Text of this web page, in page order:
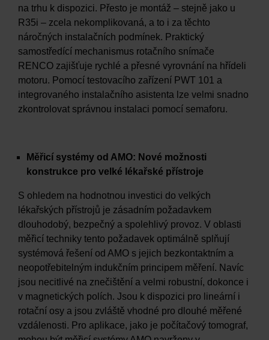
na trhu k dispozici. Přesto je montáž – stejně jako u
R35i – zcela nekomplikovaná, a to i za těchto
náročných instalačních podmínek. Praktický
samostředící mechanismus rotačního snímače
RENCO zajišťuje rychlé a přesné vyrovnání na hřídeli
motoru. Pomocí testovacího zařízení PWT 101 a
integrovaného instalačního asistenta lze velmi snadno
zkontrolovat správnou instalaci pomocí semaforu.
Měřicí systémy od AMO: Nové možnosti
konstrukce pro velké lékařské přístroje
S ohledem na hodnotnou investici do velkých
lékařských přístrojů je zásadním požadavkem
dlouhodobý, bezpečný a spolehlivý provoz. V oblasti
měřicí techniky tento požadavek optimálně splňují
systémová řešení od AMO s jejich bezkontaktním a
neopotřebitelným indukčním principem měření. Navíc
jsou necitlivé na znečištění a velmi robustní, dokonce i
v magnetických polích. Jsou k dispozici pro lineární i
rotační osy a jsou zvláště vhodné pro dlouhé měřené
vzdálenosti. Pro aplikace, jako je počítačový tomograf,